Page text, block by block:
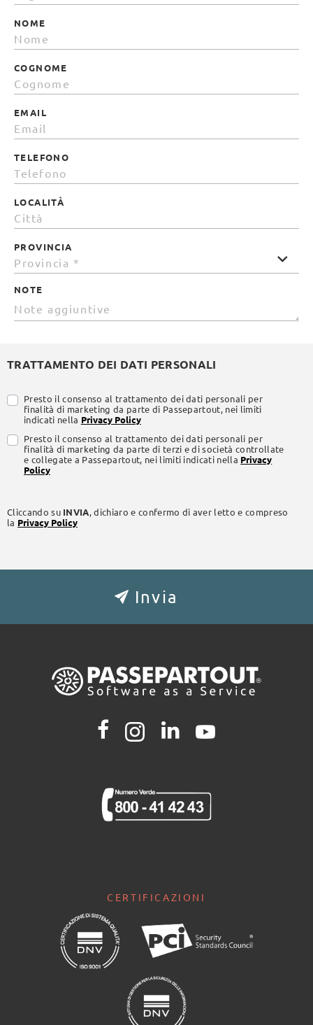
NOME
COGNOME
EMAIL
TELEFONO
LOCALITÀ
PROVINCIA
NOTE
TRATTAMENTO DEI DATI PERSONALI
Presto il consenso al trattamento dei dati personali per
finalità di marketing da parte di Passepartout, nei limiti
indicati nella Privacy Policy
Presto il consenso al trattamento dei dati personali per
finalità di marketing da parte di terzi e di società controllate
e collegate a Passepartout, nei limiti indicati nella Privacy
Policy
Cliccando su INVIA, dichiaro e confermo di aver letto e compreso
la Privacy Policy
CERTIFICAZIONI